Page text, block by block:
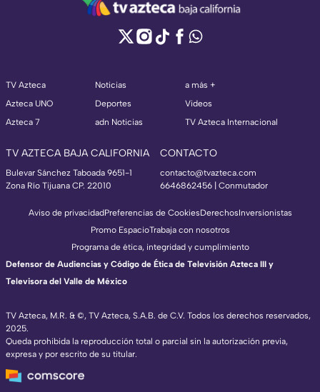
TV Azteca
Azteca UNO
Azteca 7
Noticias
Deportes
adn Noticias
a más +
Videos
TV Azteca Internacional
TV AZTECA BAJA CALIFORNIA
Bulevar Sánchez Taboada 9651-1
Zona Río Tijuana CP. 22010
CONTACTO
contacto@tvazteca.com
6646862456 | Conmutador
TV Azteca, M.R. & ©, TV Azteca, S.A.B. de C.V. Todos los derechos reservados,
2025.
Queda prohibida la reproducción total o parcial sin la autorización previa,
expresa y por escrito de su titular.
Aviso de privacidadPreferencias de CookiesDerechosInversionistas
Promo EspacioTrabaja con nosotros
Programa de ética, integridad y cumplimiento
Defensor de Audiencias y Código de Ética de Televisión Azteca III y
Televisora del Valle de México